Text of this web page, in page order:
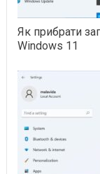
Як прибрати
Windows 11